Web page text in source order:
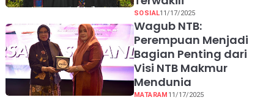
SOSIAL11/17/2025
Wagub NTB:
Perempuan Menjadi
Bagian Penting dari
Visi NTB Makmur
Mendunia
MATARAM 11/17/2025